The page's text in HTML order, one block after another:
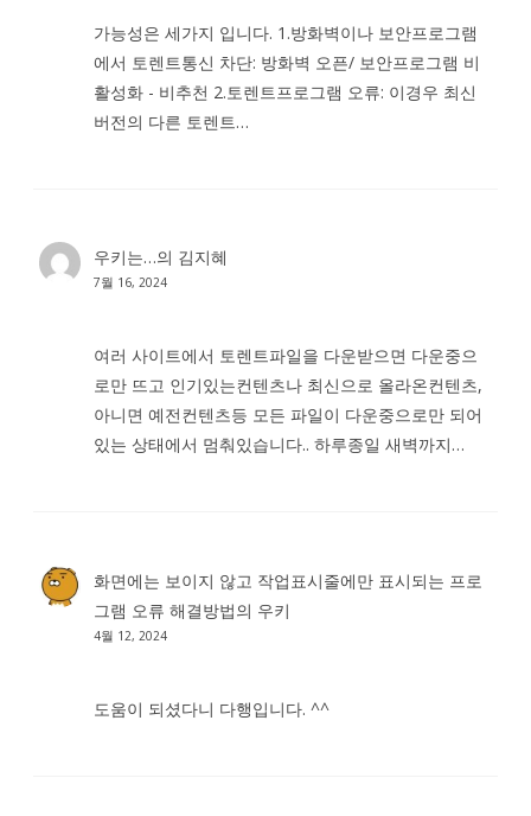
가능성은 세가지 입니다. 1.방화벽이나 보안프로그램
에서 토렌트통신 차단: 방화벽 오픈/ 보안프로그램 비
활성화 - 비추천 2.토렌트프로그램 오류: 이경우 최신
버전의 다른 토렌트…
우키는…의 김지혜
7월 16, 2024
여러 사이트에서 토렌트파일을 다운받으면 다운중으
로만 뜨고 인기있는컨텐츠나 최신으로 올라온컨텐츠,
아니면 예전컨텐츠등 모든 파일이 다운중으로만 되어
있는 상태에서 멈춰있습니다.. 하루종일 새벽까지…
화면에는 보이지 않고 작업표시줄에만 표시되는 프로
그램 오류 해결방법의 우키
4월 12, 2024
도움이 되셨다니 다행입니다. ^^